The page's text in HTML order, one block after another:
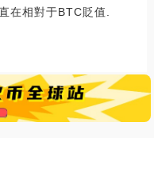
在相對于BTC貶值.